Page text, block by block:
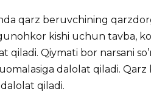
qarz beruvchining
kishi uchun tavba,
qiladi. Qiymati bor narsani
dalolat qiladi. Qarz
qiladi.